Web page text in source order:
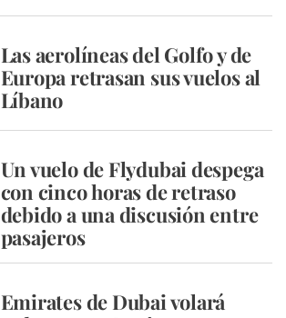
Las aerolíneas del Golfo y de
Europa retrasan sus vuelos al
Líbano
Un vuelo de Flydubai despega
con cinco horas de retraso
debido a una discusión entre
pasajeros
Emirates de Dubai volará